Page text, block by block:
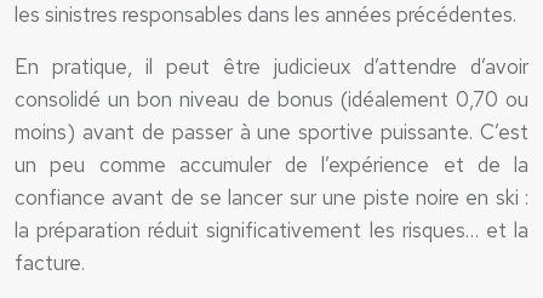
les sinistres responsables dans les années précédentes.
En pratique, il peut être judicieux d’attendre d’avoir
consolidé un bon niveau de bonus (idéalement 0,70 ou
moins) avant de passer à une sportive puissante. C’est
un peu comme accumuler de l’expérience et de la
confiance avant de se lancer sur une piste noire en ski :
la préparation réduit significativement les risques… et la
facture.